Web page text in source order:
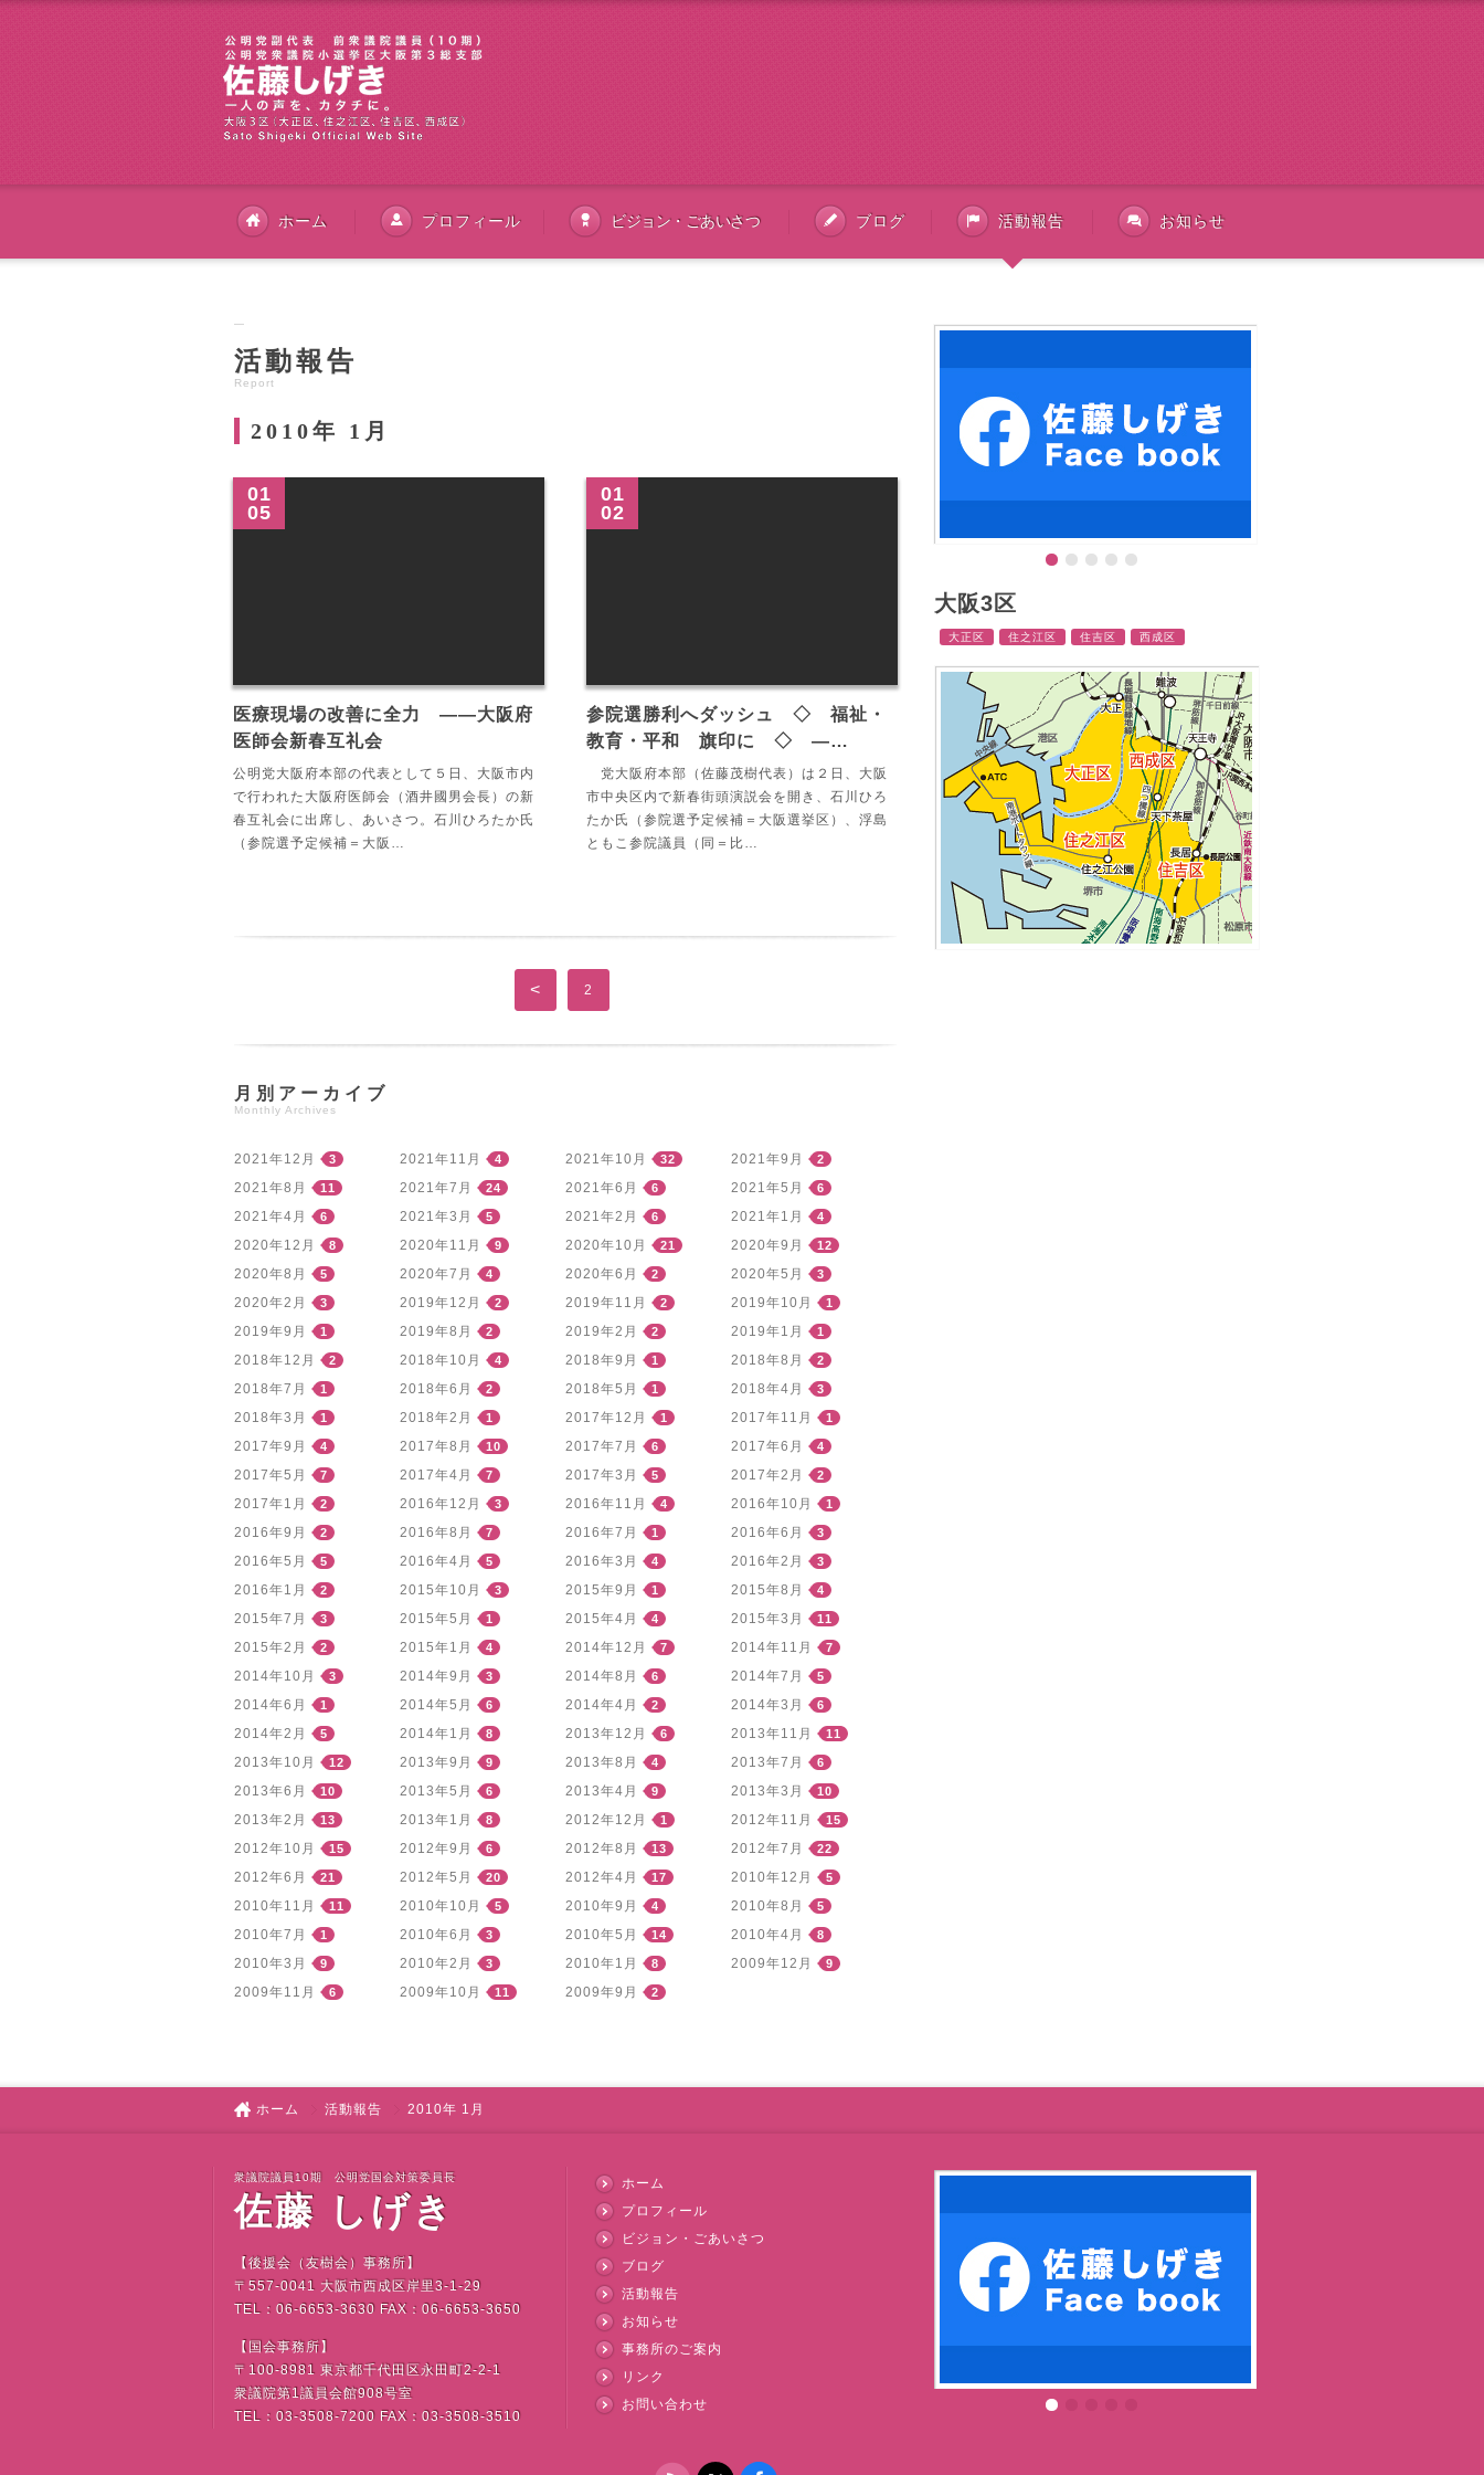
ホーム プロフィール ビジョン・ごあいさつ ブログ 活動報告 お知らせ
活動報告
Report
2010年 1月
01
05
医療現場の改善に全力 ――大阪府
医師会新春互礼会
公明党大阪府本部の代表として５日、大阪市内
で行われた大阪府医師会（酒井國男会長）の新
春互礼会に出席し、あいさつ。石川ひろたか氏
（参院選予定候補＝大阪…
01
02
参院選勝利へダッシュ ◇ 福祉・
教育・平和 旗印に ◇ ―…
党大阪府本部（佐藤茂樹代表）は２日、大阪
市中央区内で新春街頭演説会を開き、石川ひろ
たか氏（参院選予定候補＝大阪選挙区）、浮島
ともこ参院議員（同＝比…
< 2
月別アーカイブ
Monthly Archives
2021年12月 3 2021年11月 4 2021年10月 32 2021年9月 2
2021年8月 11 2021年7月 24 2021年6月 6 2021年5月 6
2021年4月 6 2021年3月 5 2021年2月 6 2021年1月 4
2020年12月 8 2020年11月 9 2020年10月 21 2020年9月 12
2020年8月 5 2020年7月 4 2020年6月 2 2020年5月 3
2020年2月 3 2019年12月 2 2019年11月 2 2019年10月 1
2019年9月 1 2019年8月 2 2019年2月 2 2019年1月 1
2018年12月 2 2018年10月 4 2018年9月 1 2018年8月 2
2018年7月 1 2018年6月 2 2018年5月 1 2018年4月 3
2018年3月 1 2018年2月 1 2017年12月 1 2017年11月 1
2017年9月 4 2017年8月 10 2017年7月 6 2017年6月 4
2017年5月 7 2017年4月 7 2017年3月 5 2017年2月 2
2017年1月 2 2016年12月 3 2016年11月 4 2016年10月 1
2016年9月 2 2016年8月 7 2016年7月 1 2016年6月 3
2016年5月 5 2016年4月 5 2016年3月 4 2016年2月 3
2016年1月 2 2015年10月 3 2015年9月 1 2015年8月 4
2015年7月 3 2015年5月 1 2015年4月 4 2015年3月 11
2015年2月 2 2015年1月 4 2014年12月 7 2014年11月 7
2014年10月 3 2014年9月 3 2014年8月 6 2014年7月 5
2014年6月 1 2014年5月 6 2014年4月 2 2014年3月 6
2014年2月 5 2014年1月 8 2013年12月 6 2013年11月 11
2013年10月 12 2013年9月 9 2013年8月 4 2013年7月 6
2013年6月 10 2013年5月 6 2013年4月 9 2013年3月 10
2013年2月 13 2013年1月 8 2012年12月 1 2012年11月 15
2012年10月 15 2012年9月 6 2012年8月 13 2012年7月 22
2012年6月 21 2012年5月 20 2012年4月 17 2010年12月 5
2010年11月 11 2010年10月 5 2010年9月 4 2010年8月 5
2010年7月 1 2010年6月 3 2010年5月 14 2010年4月 8
2010年3月 9 2010年2月 3 2010年1月 8 2009年12月 9
2009年11月 6 2009年10月 11 2009年9月 2
大阪3区
大正区 住之江区 住吉区 西成区
ホーム 活動報告 2010年 1月
ホーム
プロフィール
ビジョン・ごあいさつ
ブログ
活動報告
お知らせ
事務所のご案内
リンク
お問い合わせ
衆議院議員10期 公明党国会対策委員長
佐藤 しげき
【後援会（友樹会）事務所】
〒 557-0041 大阪市西成区岸里3-1-29
TEL ： 06-6653-3630 FAX ： 06-6653-3650
【国会事務所】
〒 100-8981 東京都千代田区永田町2-2-1
衆議院第1議員会館908号室
TEL ： 03-3508-7200 FAX ： 03-3508-3510